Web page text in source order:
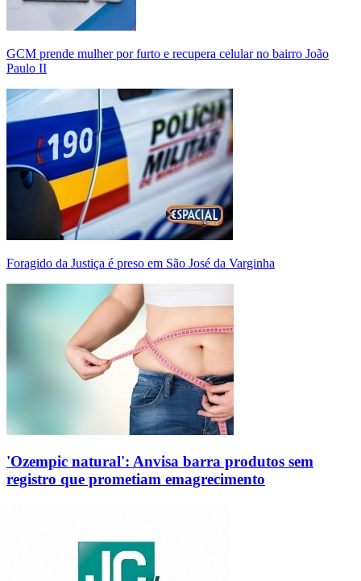
GCM prende mulher por furto e recupera celular no bairro João
Paulo II
Foragido da Justiça é preso em São José da Varginha
'Ozempic natural': Anvisa barra produtos sem
registro que prometiam emagrecimento